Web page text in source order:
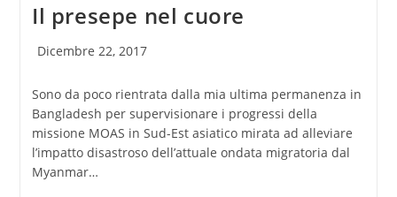
Il presepe nel cuore
Articolo
Dicembre 22, 2017
Sono da poco rientrata dalla mia ultima permanenza in
Bangladesh per supervisionare i progressi della
missione MOAS in Sud-Est asiatico mirata ad alleviare
l’impatto disastroso dell’attuale ondata migratoria dal
Myanmar…